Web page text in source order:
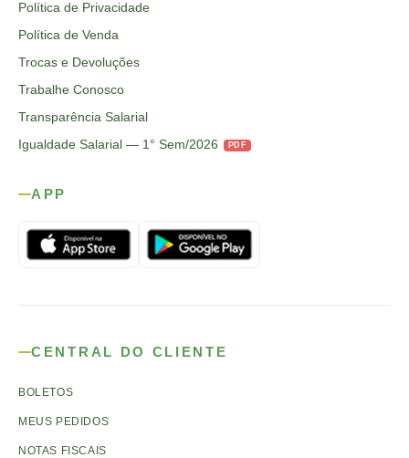
Política de Privacidade
Política de Venda
Trocas e Devoluções
Trabalhe Conosco
Transparência Salarial
Igualdade Salarial — 1° Sem/2026
PDF
APP
CENTRAL DO CLIENTE
BOLETOS
MEUS PEDIDOS
NOTAS FISCAIS